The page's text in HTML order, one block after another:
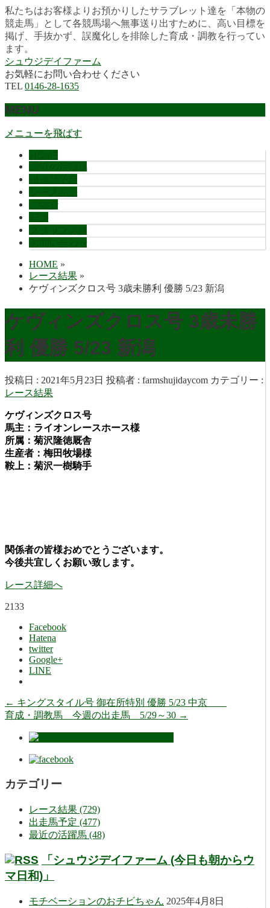
私たちはお客様よりお預かりしたサラブレット達を「本物の
競走馬」として各競馬場へ無事送り出すために、高い目標を
掲げ、手抜かず、誤魔化しを排除した育成・調教を行ってい
ます。
シュウジデイファーム
お気軽にお問い合わせください
TEL 0146-28-1635
MENU
メニューを飛ばす
HOME »
レース結果 »
ケヴィンズクロス号 3歳未勝利 優勝 5/23 新潟
ケヴィンズクロス号 3歳未勝
利 優勝 5/23 新潟
投稿日 : 2021年5月23日 投稿者 : farmshujidaycom カテゴリー :
レース結果
ケヴィンズクロス号
馬主：ライオンレースホース様
所属：菊沢隆徳厩舎
生産者：梅田牧場様
鞍上：菊沢一樹騎手
関係者の皆様おめでとうございます。
今後共宜しくお願い致します。
レース詳細へ
2133
Facebook
Hatena
twitter
Google+
LINE
← キングスタイル号 御在所特別 優勝 5/23 中京
育成・調教馬 今週の出走馬 5/29～30 →
カテゴリー
レース結果 (729)
出走馬予定 (477)
最近の活躍馬 (48)
「シュウジデイファーム (今日も朝からウ
マ日和)」
モチベーションのおチビちゃん 2025年4月8日